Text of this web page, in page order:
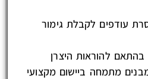
עודפים לקבלת גימור
להוראות היצרן
מתמחה ביישום מקצועי